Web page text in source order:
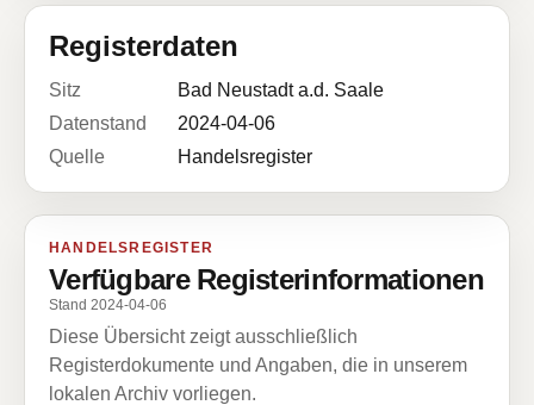
Registerdaten
Sitz
Bad Neustadt a.d. Saale
Datenstand
2024-04-06
Quelle
Handelsregister
HANDELSREGISTER
Verfügbare Registerinformationen
Stand 2024-04-06
Diese Übersicht zeigt ausschließlich
Registerdokumente und Angaben, die in unserem
lokalen Archiv vorliegen.